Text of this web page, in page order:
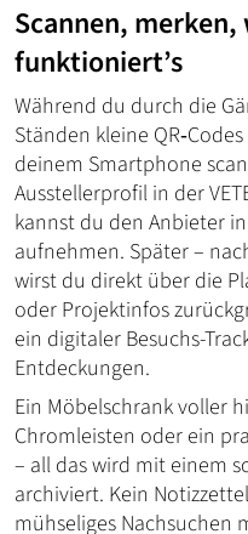
Scannen,
funktioniert’s
Während du durch die
Ständen kleine
deinem Smartphone
Ausstellerprofil in der
kannst du den Anbieter
aufnehmen. Später –
wirst du direkt über die
oder Projektinfos
ein digitaler Besuchs-
Entdeckungen.
Ein Möbelschrank voller
Chromleisten oder ein
– all das wird mit einem
archiviert. Kein
mühseliges Nachsuchen